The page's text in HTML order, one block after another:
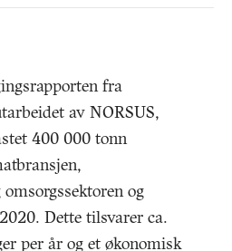
fra
av NORSUS,
400 000 tonn
og
Dette tilsvarer ca.
per år og et økonomisk